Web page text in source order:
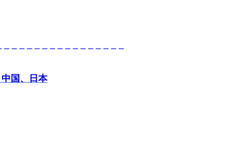
– – – – – – – – – – – – – – –
国、日本